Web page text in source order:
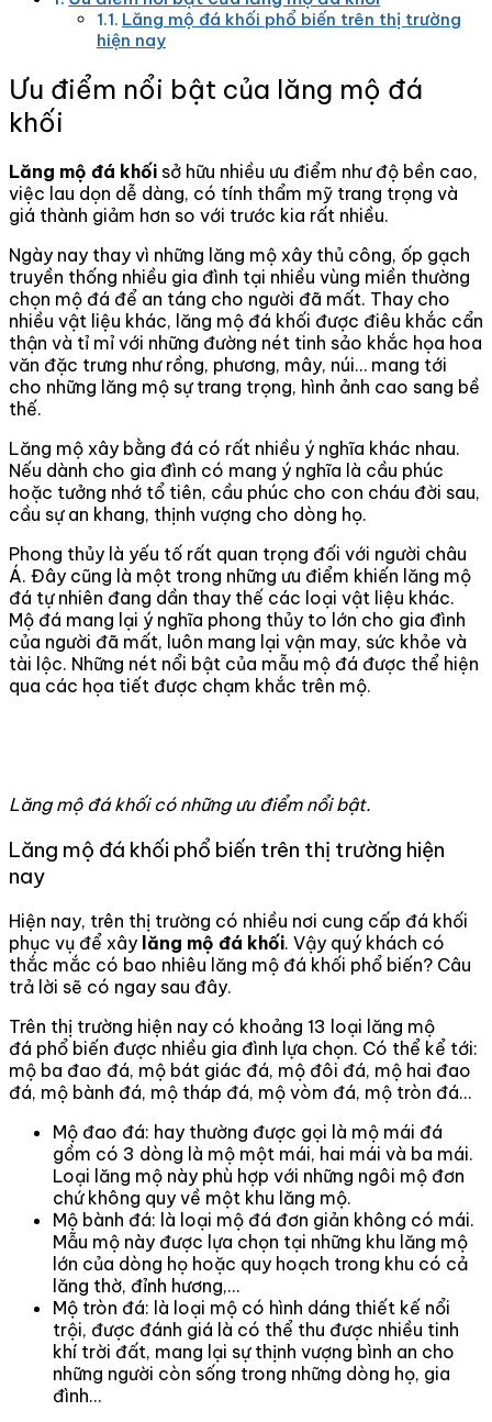
Lăng mộ đá khối phổ biến trên thị trường
hiện nay
Ưu điểm nổi bật của lăng mộ đá
khối
Lăng mộ đá khối sở hữu nhiều ưu điểm như độ bền cao,
việc lau dọn dễ dàng, có tính thẩm mỹ trang trọng và
giá thành giảm hơn so với trước kia rất nhiều.
Ngày nay thay vì những lăng mộ xây thủ công, ốp gạch
truyền thống nhiều gia đình tại nhiều vùng miền thường
chọn mộ đá để an táng cho người đã mất. Thay cho
nhiều vật liệu khác, lăng mộ đá khối được điêu khắc cẩn
thận và tỉ mỉ với những đường nét tinh sảo khắc họa hoa
văn đặc trưng như rồng, phương, mây, núi… mang tới
cho những lăng mộ sự trang trọng, hình ảnh cao sang bề
thế.
Lăng mộ xây bằng đá có rất nhiều ý nghĩa khác nhau.
Nếu dành cho gia đình có mang ý nghĩa là cầu phúc
hoặc tưởng nhớ tổ tiên, cầu phúc cho con cháu đời sau,
cầu sự an khang, thịnh vượng cho dòng họ.
Phong thủy là yếu tố rất quan trọng đối với người châu
Á. Đây cũng là một trong những ưu điểm khiến lăng mộ
đá tự nhiên đang dần thay thế các loại vật liệu khác.
Mộ đá mang lại ý nghĩa phong thủy to lớn cho gia đình
của người đã mất, luôn mang lại vận may, sức khỏe và
tài lộc. Những nét nổi bật của mẫu mộ đá được thể hiện
qua các họa tiết được chạm khắc trên mộ.
Lăng mộ đá khối có những ưu điểm nổi bật.
Lăng mộ đá khối phổ biến trên thị trường hiện
nay
Hiện nay, trên thị trường có nhiều nơi cung cấp đá khối
phục vụ để xây lăng mộ đá khối. Vậy quý khách có
thắc mắc có bao nhiêu lăng mộ đá khối phổ biến? Câu
trả lời sẽ có ngay sau đây.
Trên thị trường hiện nay có khoảng 13 loại lăng mộ
đá phổ biến được nhiều gia đình lựa chọn. Có thể kể tới:
mộ ba đao đá, mộ bát giác đá, mộ đôi đá, mộ hai đao
đá, mộ bành đá, mộ tháp đá, mộ vòm đá, mộ tròn đá…
Mộ đao đá: hay thường được gọi là mộ mái đá
gồm có 3 dòng là mộ một mái, hai mái và ba mái.
Loại lăng mộ này phù hợp với những ngôi mộ đơn
chứ không quy về một khu lăng mộ.
Mộ bành đá: là loại mộ đá đơn giản không có mái.
Mẫu mộ này được lựa chọn tại những khu lăng mộ
lớn của dòng họ hoặc quy hoạch trong khu có cả
lăng thờ, đỉnh hương,…
Mộ tròn đá: là loại mộ có hình dáng thiết kế nổi
trội, được đánh giá là có thể thu được nhiều tinh
khí trời đất, mang lại sự thịnh vượng bình an cho
những người còn sống trong những dòng họ, gia
đình…